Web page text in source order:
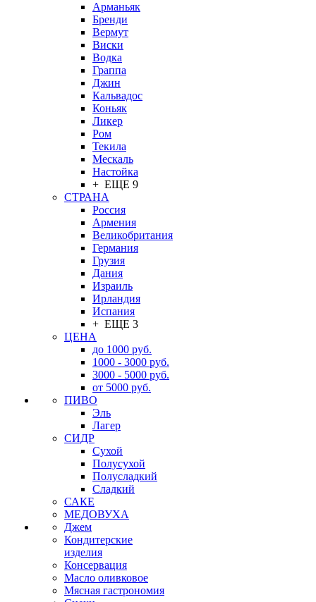
Арманьяк
Бренди
Вермут
Виски
Водка
Граппа
Джин
Кальвадос
Коньяк
Ликер
Ром
Текила
Мескаль
Настойка
+ ЕЩЕ 9
СТРАНА
Россия
Армения
Великобритания
Германия
Грузия
Дания
Израиль
Ирландия
Испания
+ ЕЩЕ 3
ЦЕНА
до 1000 руб.
1000 - 3000 руб.
3000 - 5000 руб.
от 5000 руб.
ПИВО
Эль
Лагер
СИДР
Сухой
Полусухой
Полусладкий
Сладкий
САКЕ
МЕДОВУХА
Джем
Кондитерские
изделия
Консервация
Масло оливковое
Мясная гастрономия